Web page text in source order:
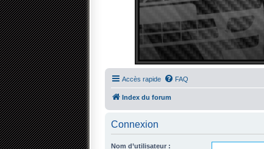
Accès rapide FAQ
Index du forum
Connexion
Nom d’utilisateur :